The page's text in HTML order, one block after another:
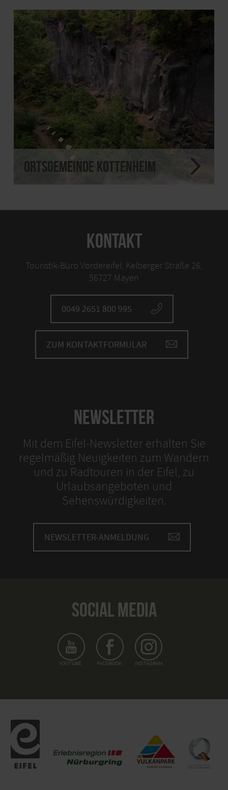
Ortsgemeinde Kottenheim
KONTAKT
Touristik-Büro Vordereifel, Kelberger Straße 26,
56727 Mayen
0049 2651 800 995
ZUM KONTAKTFORMULAR
NEWSLETTER
Mit dem Eifel-Newsletter erhalten Sie
regelmäßig Neuigkeiten zum Wandern
und zu Radtouren in der Eifel, zu
Urlaubsangeboten und
Sehenswürdigkeiten.
NEWSLETTER-ANMELDUNG
SOCIAL MEDIA
YOUTUBE FACEBOOK INSTAGRAM